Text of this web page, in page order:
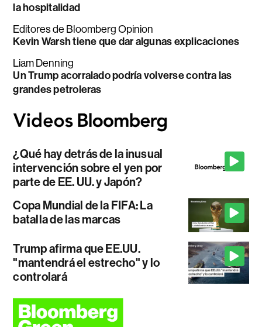
la hospitalidad
Editores de Bloomberg Opinion
Kevin Warsh tiene que dar algunas explicaciones
Liam Denning
Un Trump acorralado podría volverse contra las
grandes petroleras
¿Qué hay detrás de la inusual
intervención sobre el yen por
parte de EE. UU. y Japón?
Copa Mundial de la FIFA: La
batalla de las marcas
Trump afirma que EE.UU.
"mantendrá el estrecho" y lo
controlará